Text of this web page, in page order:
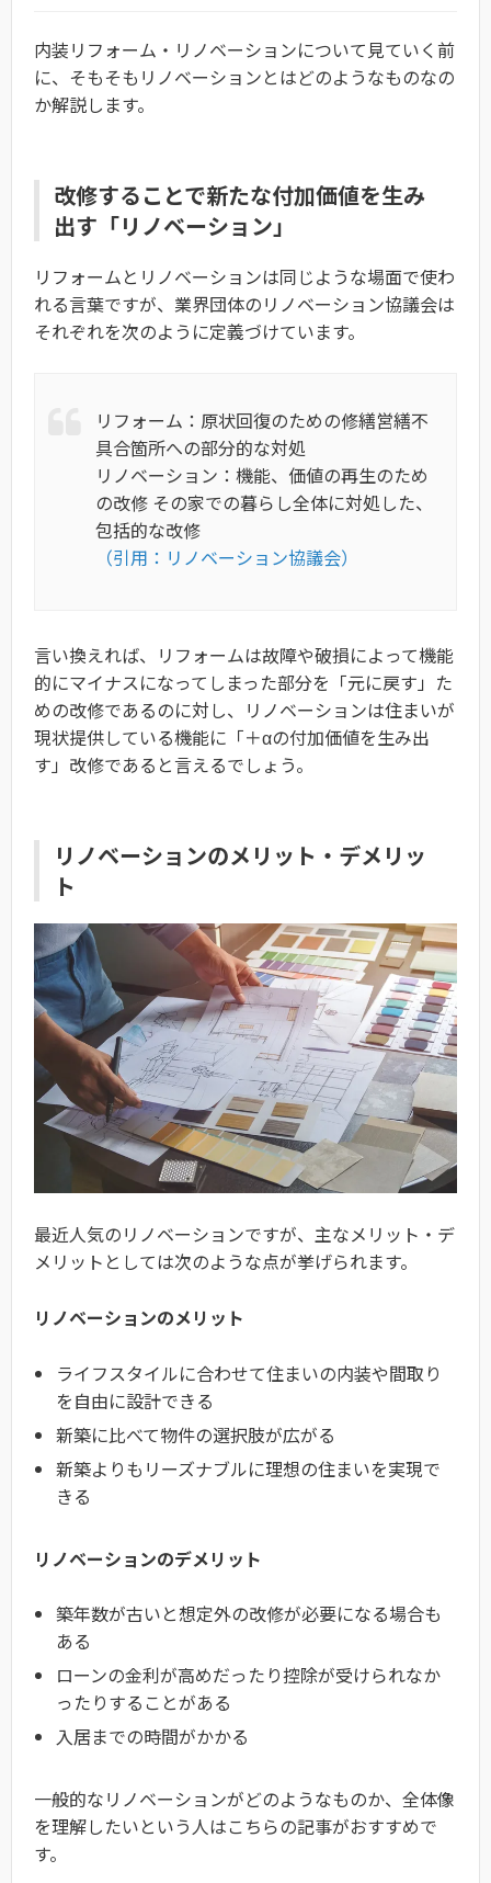
内装リフォーム・リノベーションについて見ていく前
に、そもそもリノベーションとはどのようなものなの
か解説します。
改修することで新たな付加価値を生み
出す「リノベーション」
リフォームとリノベーションは同じような場面で使わ
れる言葉ですが、業界団体のリノベーション協議会は
それぞれを次のように定義づけています。
リフォーム：原状回復のための修繕営繕不
具合箇所への部分的な対処
リノベーション：機能、価値の再生のため
の改修 その家での暮らし全体に対処した、
包括的な改修
（引用：リノベーション協議会）
言い換えれば、リフォームは故障や破損によって機能
的にマイナスになってしまった部分を「元に戻す」た
めの改修であるのに対し、リノベーションは住まいが
現状提供している機能に「＋αの付加価値を生み出
す」改修であると言えるでしょう。
リノベーションのメリット・デメリッ
ト
最近人気のリノベーションですが、主なメリット・デ
メリットとしては次のような点が挙げられます。
リノベーションのメリット
ライフスタイルに合わせて住まいの内装や間取り
を自由に設計できる
新築に比べて物件の選択肢が広がる
新築よりもリーズナブルに理想の住まいを実現で
きる
リノベーションのデメリット
築年数が古いと想定外の改修が必要になる場合も
ある
ローンの金利が高めだったり控除が受けられなか
ったりすることがある
入居までの時間がかかる
一般的なリノベーションがどのようなものか、全体像
を理解したいという人はこちらの記事がおすすめで
す。